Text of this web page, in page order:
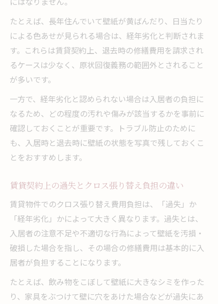
たとえば、長年住んでいて壁紙が黄ばんだり、日当たり
による色あせが見られる場合は、経年劣化と判断されま
す。これらは賃貸契約上、退去時の修繕費用を請求され
るケースは少なく、原状回復義務の範囲外とされること
が多いです。
一方で、経年劣化と認められない場合は入居者の負担に
なるため、どの程度の汚れや傷みが該当するかを事前に
確認しておくことが重要です。トラブル防止のために
も、入居時と退去時に壁紙の状態を写真で残しておくこ
とをおすすめします。
賃貸契約上の過失とクロス張り替え負担の違い
賃貸物件でのクロス張り替え費用負担は、「過失」か
「経年劣化」かによって大きく異なります。過失とは、
入居者の注意不足や不適切な行為によって壁紙を汚損・
破損した場合を指し、その場合の修繕費用は基本的に入
居者が負担することになります。
たとえば、飲み物をこぼして壁紙に大きなシミを作った
り、家具をぶつけて壁に穴をあけた場合などが過失にあ